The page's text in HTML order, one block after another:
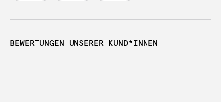
BEWERTUNGEN UNSERER KUND*INNEN